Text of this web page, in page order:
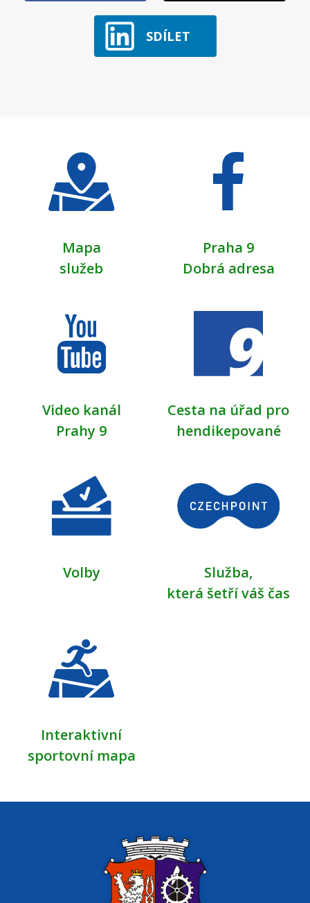
SDÍLET
Mapa
služeb
Praha 9
Dobrá adresa
Video kanál
Prahy 9
Cesta na úřad pro
hendikepované
Volby
Služba,
která šetří váš čas
Interaktivní
sportovní mapa